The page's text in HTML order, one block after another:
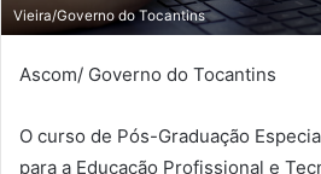
Vieira/Governo do Tocantins
Ascom/ Governo do Tocantins
O curso de Pós-Graduação
para a Educação Profissional e